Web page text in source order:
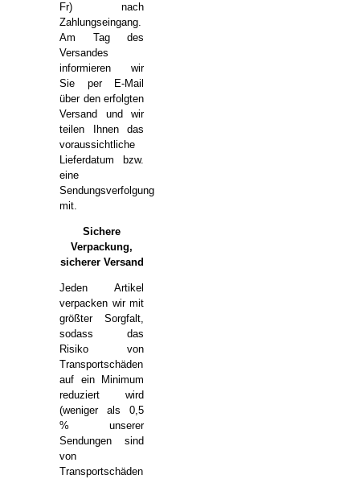
Fr) nach
Zahlungseingang.
Am Tag des
Versandes
informieren wir
Sie per E-Mail
über den erfolgten
Versand und wir
teilen Ihnen das
voraussichtliche
Lieferdatum bzw.
eine
Sendungsverfolgung
mit.
Sichere
Verpackung,
sicherer Versand
Jeden Artikel
verpacken wir mit
größter Sorgfalt,
sodass das
Risiko von
Transportschäden
auf ein Minimum
reduziert wird
(weniger als 0,5
% unserer
Sendungen sind
von
Transportschäden